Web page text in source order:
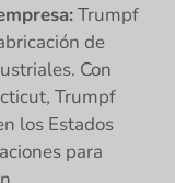
Trumpf
de
Con
Trumpf
los Estados
para